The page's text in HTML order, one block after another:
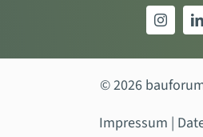
© 2026
Impressum |